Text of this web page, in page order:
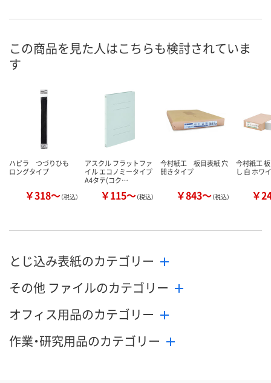
号
お届け日
カゴへ カ
この商品を見た人はこちらも検討されていま
す
ハピラ つづりひも
ロングタイプ
￥318～（税込）
アスクル フラットファ
イル エコノミータイプ
A4タテ(コク…
￥115～（税込）
今村紙工 板目表紙 穴
開きタイプ
￥843～（税込）
今村紙工
し 白 ホワ
￥
とじ込み表紙のカテゴリー
その他 ファイルのカテゴリー
オフィス用品のカテゴリー
作業・研究用品のカテゴリー